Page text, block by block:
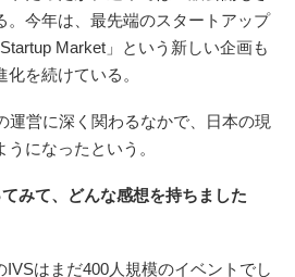
。今年は、最先端のスタートアップ
Market」という新しい企画も
を続けている。
営に深く関わるなかで、日本の現
になったという。
みて、どんな感想を持ちました
はまだ400人規模のイベントでし